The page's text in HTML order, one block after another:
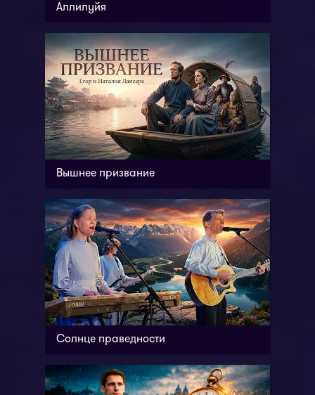
Аллилуйя
Вышнее призвание
Солнце праведности